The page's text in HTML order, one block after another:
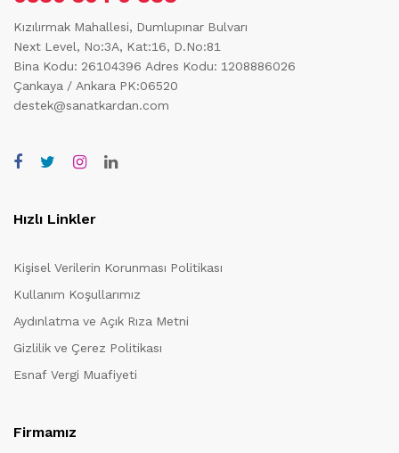
Kızılırmak Mahallesi, Dumlupınar Bulvarı
Next Level, No:3A, Kat:16, D.No:81
Bina Kodu: 26104396 Adres Kodu: 1208886026
Çankaya / Ankara PK:06520
destek@sanatkardan.com
Hızlı Linkler
Kişisel Verilerin Korunması Politikası
Kullanım Koşullarımız
Aydınlatma ve Açık Rıza Metni
Gizlilik ve Çerez Politikası
Esnaf Vergi Muafiyeti
Firmamız